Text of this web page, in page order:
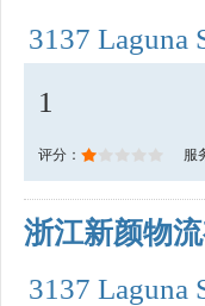
3137 Laguna
1
评分： 服
浙江新颜物
3137 Laguna